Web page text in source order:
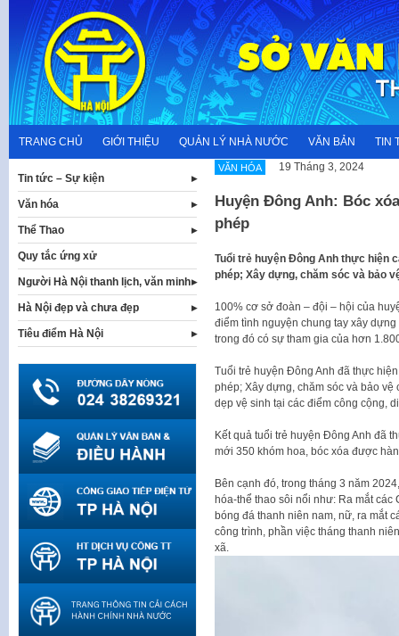
content
TRANG CHỦ GIỚI THIỆU QUẢN LÝ NHÀ NƯỚC VĂN BẢN TIN
VĂN HÓA 19 Tháng 3, 2024
Huyện Đông Anh: Bóc
phép
Tuổi trẻ huyện Đông Anh thực hiện
phép; Xây dựng, chăm sóc và bảo
100% cơ sở đoàn – đội – hội của
điểm tình nguyện chung tay xây
trong đó có sự tham gia của hơn
Tuổi trẻ huyện Đông Anh đã thực
phép; Xây dựng, chăm sóc và bảo
dẹp vệ sinh tại các điểm công cộng,
Kết quả tuổi trẻ huyện Đông Anh đã
mới 350 khóm hoa, bóc xóa được
Bên cạnh đó, trong tháng 3 năm
hóa-thể thao sôi nổi như: Ra mắt các
bóng đá thanh niên nam, nữ, ra mắt
công trình, phần việc tháng thanh
xã.
Tin tức – Sự kiện
Văn hóa
Thể Thao
Quy tắc ứng xử
Người Hà Nội thanh lịch, văn minh
Hà Nội đẹp và chưa đẹp
Tiêu điểm Hà Nội